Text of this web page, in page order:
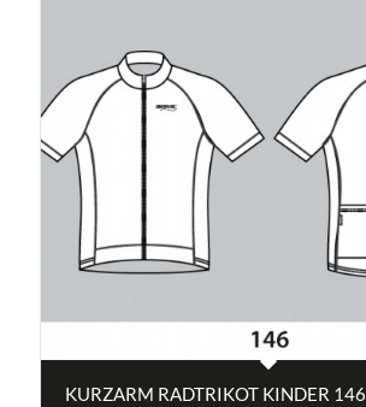
KURZARM RADTRIKOT KINDER 146